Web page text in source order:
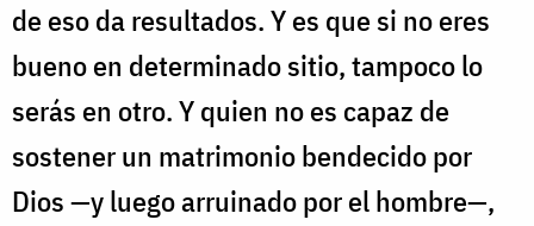
de eso da resultados. Y es que si no eres
bueno en determinado sitio, tampoco lo
serás en otro. Y quien no es capaz de
sostener un matrimonio bendecido por
Dios —y luego arruinado por el hombre—,